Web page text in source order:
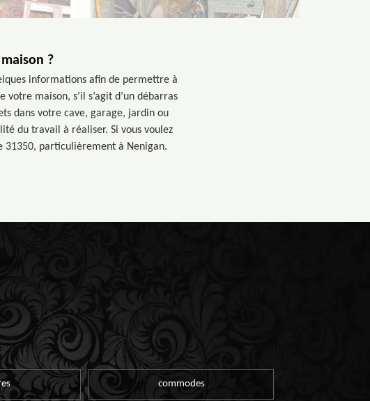
?
informations afin de permettre à
maison, s’il s’agit d’un débarras
dans votre cave, garage, jardin ou
du travail à réaliser. Si vous voulez
31350, particulièrement à Nenigan.
commodes